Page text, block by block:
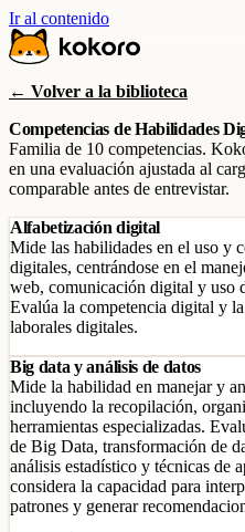
Ir al contenido
← Volver a la biblioteca
Competencias de Habilidades
Familia de 10 competencias.
en una evaluación ajustada al
comparable antes de entrevistar.
Alfabetización digital
Mide las habilidades en el uso y
digitales, centrándose en el
web, comunicación digital y uso
Evalúa la competencia digital y
laborales digitales.
Big data y análisis de datos
Mide la habilidad en manejar y
incluyendo la recopilación,
herramientas especializadas.
de Big Data, transformación de
análisis estadístico y técnicas de
considera la capacidad para
patrones y generar